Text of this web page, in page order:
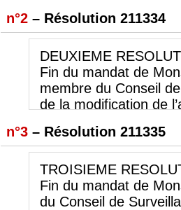
L’Assemblée
majorité requises
ordinaires,
— autorise, en tant
cotation des actions
multilatéral de
Paris,
— autorise le projet
Société sur le
Access+ et
de négociation
n°2 – Résolution 211334
DEUXIEME
Fin du mandat de
membre du Conseil
de la modification de
majorité requises
ordinaires, après
Directoire, après
Monsieur
Ernest Preatoni en
n°3 – Résolution 211335
TROISIEME
Fin du mandat de
du Conseil de